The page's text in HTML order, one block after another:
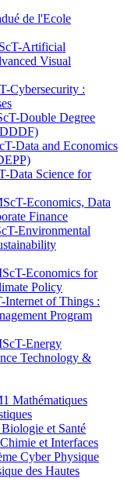
de l'Ecole
Artificial
Visual
Cybersecurity :
Double Degree
Data and Economics
Data Science for
Economics, Data
Finance
Environmental
Economics for
Policy
of Things :
Program
Energy
Technology &
Mathématiques
et Santé
et Interfaces
Cyber Physique
des Hautes